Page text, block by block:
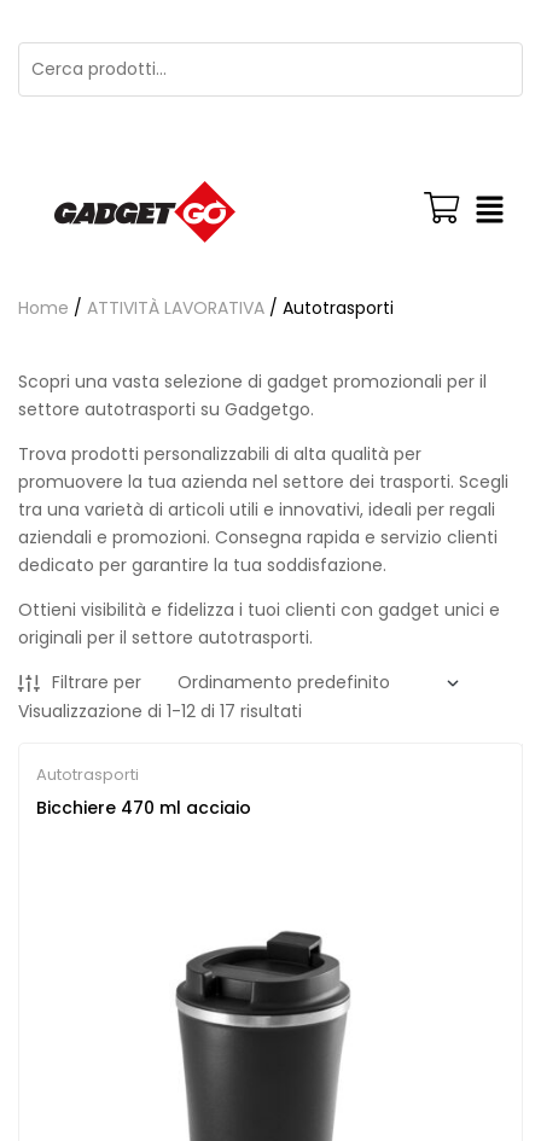
Home / ATTIVITÀ LAVORATIVA / Autotrasporti
Scopri una vasta selezione di gadget promozionali per il
settore autotrasporti su Gadgetgo.
Trova prodotti personalizzabili di alta qualità per
promuovere la tua azienda nel settore dei trasporti. Scegli
tra una varietà di articoli utili e innovativi, ideali per regali
aziendali e promozioni. Consegna rapida e servizio clienti
dedicato per garantire la tua soddisfazione.
Ottieni visibilità e fidelizza i tuoi clienti con gadget unici e
originali per il settore autotrasporti.
Filtrare per
Visualizzazione di 1-12 di 17 risultati
Autotrasporti
Bicchiere 470 ml acciaio